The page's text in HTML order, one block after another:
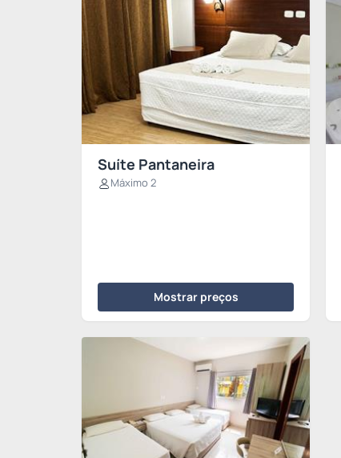
Suíte Pantaneira
Máximo 2
Mostrar preços